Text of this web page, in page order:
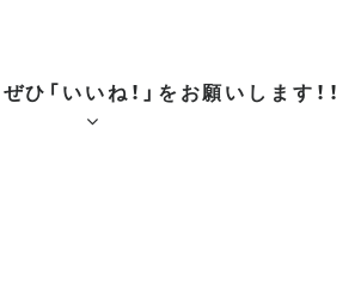
ひ「いいね！」をお願いします！！